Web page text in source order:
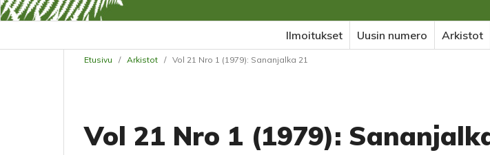
Ilmoitukset Uusin numero Arkistot
Etusivu / Arkistot / Vol 21 Nro 1 (1979): Sananjalka 21
Vol 21 Nro 1 (1979):